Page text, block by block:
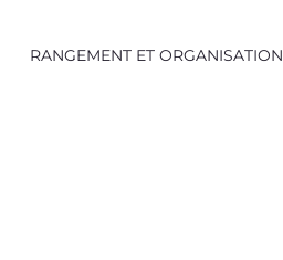
RANGEMENT ET ORGANISATION